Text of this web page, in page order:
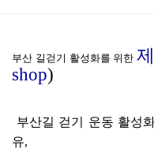
부산 길걷기 활성화를 위한
shop)
부산길 걷기 운동 활성
유,